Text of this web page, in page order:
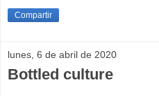
Compartir
lunes, 6 de abril de 2020
Bottled culture